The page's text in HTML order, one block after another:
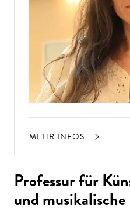
MEHR INFOS
Professur für
und